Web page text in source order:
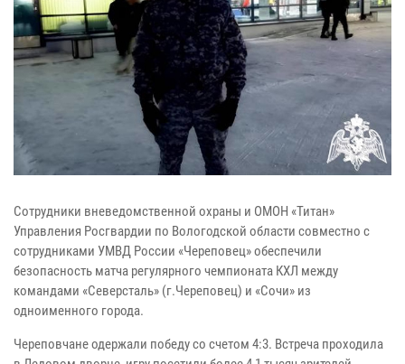
Сотрудники вневедомственной охраны и ОМОН «Титан»
Управления Росгвардии по Вологодской области совместно с
сотрудниками УМВД России «Череповец» обеспечили
безопасность матча регулярного чемпионата КХЛ между
командами «Северсталь» (г.Череповец) и «Сочи» из
одноименного города.
Череповчане одержали победу со счетом 4:3. Встреча проходила